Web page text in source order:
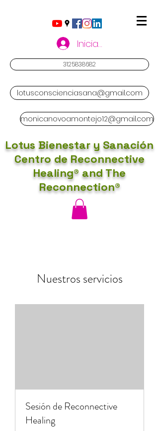
Iniciar sesión
3125838682
lotusconscienciasana@gmail.com
monicanovoamontejo12@gmail.com
Lotus Bienestar y Sanación
Centro de Reconnective
Healing® and The
Reconnection®
Nuestros servicios
Sesión de Reconnective
Healing